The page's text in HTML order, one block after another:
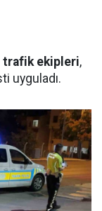
trafik ekipleri,
uyguladı.